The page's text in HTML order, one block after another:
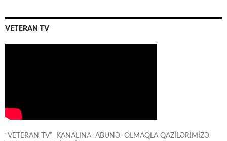
VETERAN TV
“VETERAN TV” KANALINA ABUNƏ OLMAQLA QAZİLƏRIMİZƏ